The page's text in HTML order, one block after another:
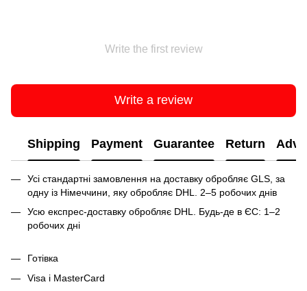
Write the first review
Write a review
Shipping Payment Guarantee Return
Усі стандартні замовлення на доставку обробляє GLS, за
одну із Німеччини, яку обробляє DHL. 2–5 робочих днів
Усю експрес-доставку обробляє DHL. Будь-де в ЄС: 1–2
робочих дні
Готівка
Visa і MasterCard